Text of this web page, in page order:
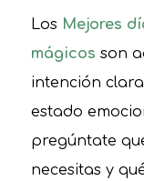
Los Mejores
mágicos son
intención
estado
pregúntate
necesitas y